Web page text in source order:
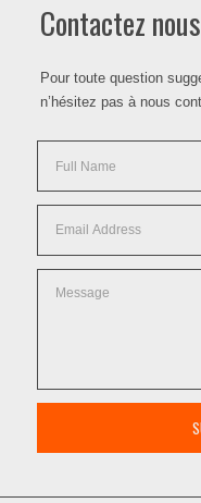
Contactez nous
Pour toute question
n’hésitez pas à nous